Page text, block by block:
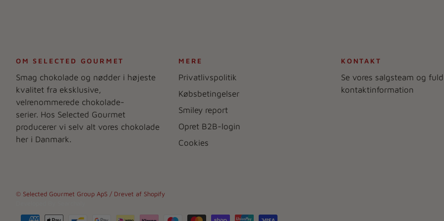
OM SELECTED GOURMET
Smag chokolade og nødder i højeste
kvalitet fra eksklusive,
velrenommerede chokolade-
serier. Hos Selected Gourmet
producerer vi selv alt vores chokolade
her i Danmark.
MERE
Privatlivspolitik
Købsbetingelser
Smiley report
Opret B2B-login
Cookies
KONTAKT
Se vores salgsteam og fuld
kontaktinformation
© Selected Gourmet Group ApS / Drevet af Shopify